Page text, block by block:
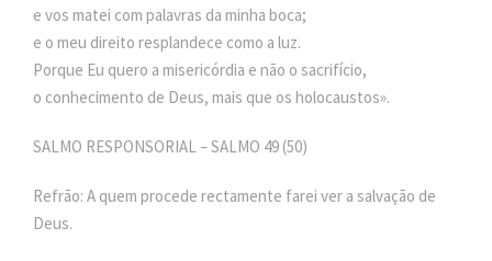
e vos matei com palavras da minha boca;
e o meu direito resplandece como a luz.
Porque Eu quero a misericórdia e não o sacrifício,
o conhecimento de Deus, mais que os holocaustos».
SALMO RESPONSORIAL – SALMO 49 (50)
Refrão: A quem procede rectamente farei ver a salvação de
Deus.